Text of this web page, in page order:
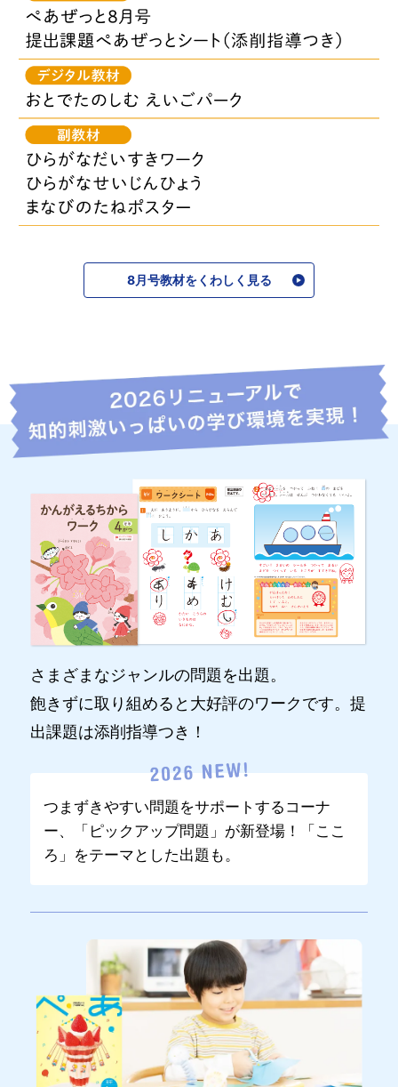
8月号教材をくわしく見る
さまざまなジャンルの問題を出題。
飽きずに取り組めると大好評のワークです。提
出課題は添削指導つき！
つまずきやすい問題をサポートするコーナ
ー、「ピックアップ問題」が新登場！「ここ
ろ」をテーマとした出題も。